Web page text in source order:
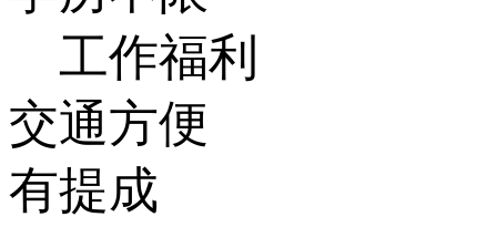
工作福利
交通方便
有提成